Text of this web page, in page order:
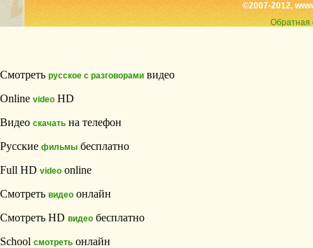
©2007-2012,
Обратная
Смотреть русское с разговорами видео
Online video HD
Видео скачать на телефон
Русские фильмы бесплатно
Full HD video online
Смотреть видео онлайн
Смотреть HD видео бесплатно
School смотреть онлайн